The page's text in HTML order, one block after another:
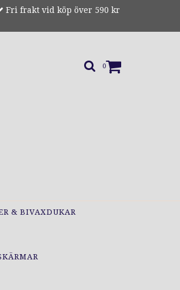
Fri frakt vid köp över 590 kr
0
& BIVAXDUKAR